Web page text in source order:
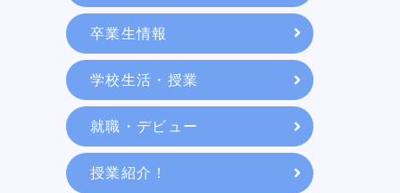
卒業生情報
学校生活・授業
就職・デビュー
授業紹介！
教育システム
就職・デビュー
入学案内